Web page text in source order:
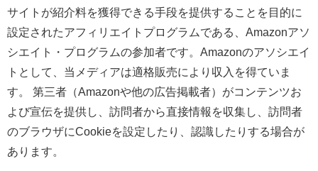
サイトが紹介料を獲得できる手段を提供することを目的に
設定されたアフィリエイトプログラムである、Amazonアソ
シエイト・プログラムの参加者です。Amazonのアソシエイ
トとして、当メディアは適格販売により収入を得ていま
す。 第三者（Amazonや他の広告掲載者）がコンテンツお
よび宣伝を提供し、訪問者から直接情報を収集し、訪問者
のブラウザにCookieを設定したり、認識したりする場合が
あります。